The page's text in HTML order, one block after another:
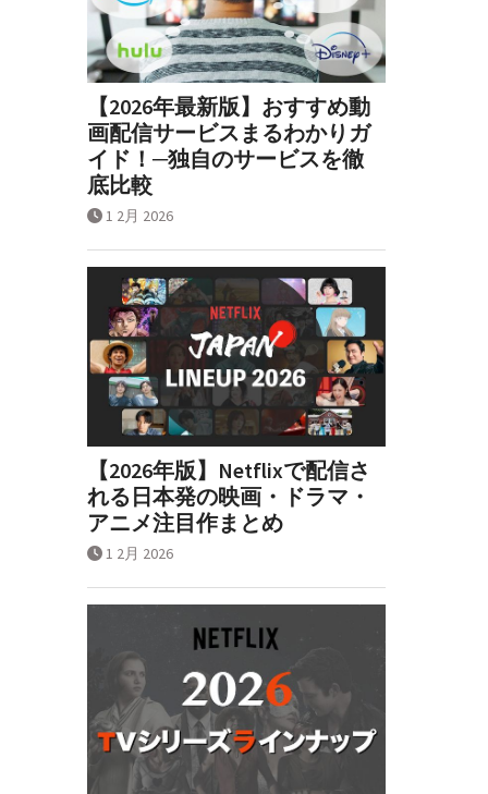
【2026年最新版】おすすめ動
画配信サービスまるわかりガ
イド！─独自のサービスを徹
底比較
1 2月 2026
【2026年版】Netflixで配信さ
れる日本発の映画・ドラマ・
アニメ注目作まとめ
1 2月 2026